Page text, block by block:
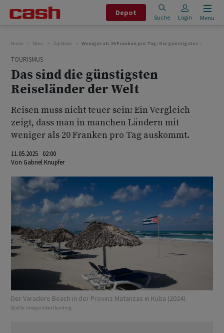
Depot
Suche Login Menu
Home News Top News Weniger als 20 Franken pro Tag: Die günstigsten
TOURISMUS
Das sind die günstigsten
Reiseländer der Welt
Reisen muss nicht teuer sein: Ein Vergleich
zeigt, dass man in manchen Ländern mit
weniger als 20 Franken pro Tag auskommt.
11.05.2025 02:00
Von Gabriel Knupfer
Der Varadero Beach in der Provinz Matanzas in Kuba (2024).
Quelle: imago/robertharding